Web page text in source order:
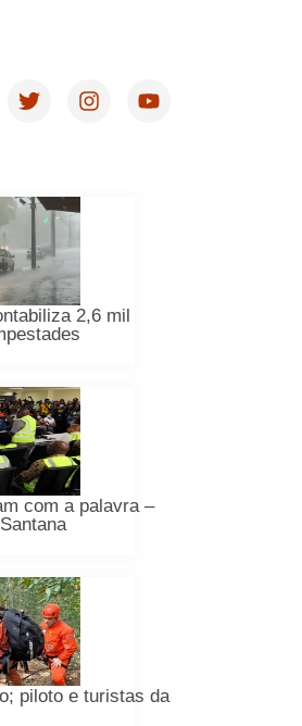
2,6 mil
com a palavra –
piloto e turistas da